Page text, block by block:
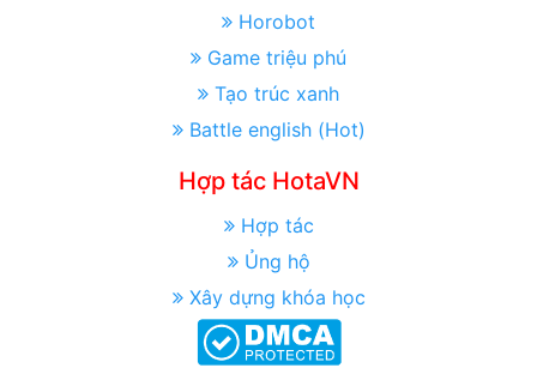
Horobot
Game triệu phú
Tạo trúc xanh
Battle english (Hot)
Hợp tác HotaVN
Hợp tác
Ủng hộ
Xây dựng khóa học